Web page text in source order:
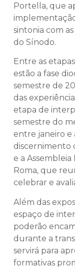
Portella, que
sintonia com
do Sínodo.
Entre as
estão a fase
semestre de
das
etapa de
semestre do
entre janeiro e
discernimento
e a
Roma, que
celebrar e
Além das
espaço de
poderão
durante a
servirá para
formativas